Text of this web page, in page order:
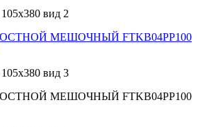
вид 2
вид 3